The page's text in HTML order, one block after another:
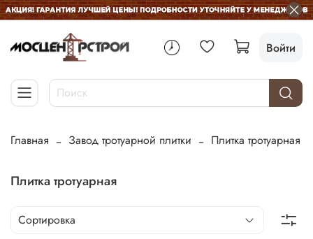
Войти
Главная Завод тротуарной плитки Плитка тротуарная
Плитка тротуарная